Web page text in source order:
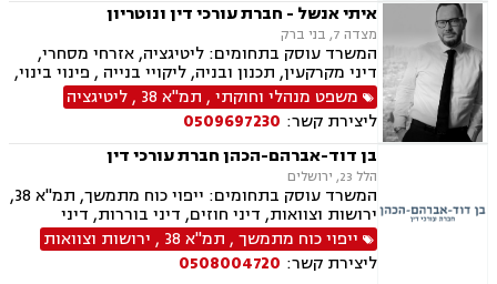
איתי אנשל - חברת עורכי דין ונוטריון
מצדה 7, בני ברק
המשרד עוסק בתחומים: ליטיגציה, אזרחי מסחרי,
דיני מקרקעין, תכנון ובניה, ליקויי בנייה , פינוי בינוי,
קבוצות רכישה, עסקאות מכר דירה, פינוי מושכר,
מגרשים לבניה ,נחלות ומשקים במושבים, רשות
מקרקעי ישראל, צווי הריסה, מיסוי נדל"ן, היטל
פיתוח, היטל השבחה, דיני חוזים, תביעות ייצוגיות,
ירושות וצוואות, נוטריון, דיני מכרזים והתקשרויות,
חוקתי ומנהלי, רישוי עסקים, דיני חברות, סכסוך בין
בעלי מניות, ליווי עסקי, הגבלים עסקיים, בנקים,
ערבויות ושטרות, קניין רוחני, זכויות יוצרים, דיני
בנקאות, חברות אשראי סליקה
משפט מנהלי וחוקתי, תמ"א 38 ,ליטיגציה
ליצירת קשר: 0509697230
בן דוד-אברהם-הכהן חברת עורכי דין
הלל 23, ירושלים
המשרד עוסק בתחומים: ייפוי כוח מתמשך, תמ"א 38,
ירושות וצוואות, דיני חוזים, דיני בוררות, דיני
מקרקעין, עסקאות מכר דירה, אפוטרופסות, לשון
הרע, דיני עמותות, דיני מכרזים והתקשרויות, דיני
בחירות , זכויות אדם, ביקורת , חוקתי ומנהלי
ייפוי כוח מתמשך, תמ"א 38 , ירושות וצוואות
ליצירת קשר: 0508004720